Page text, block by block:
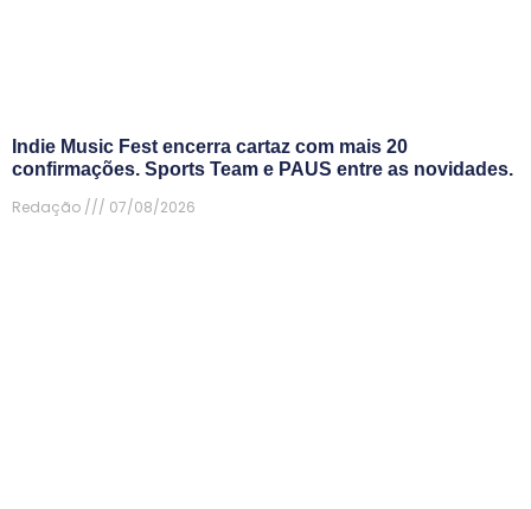
Indie Music Fest encerra cartaz com mais 20
confirmações. Sports Team e PAUS entre as novidades.
Redação
07/08/2026